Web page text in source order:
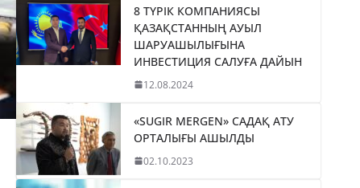
8 ТҮРІК КОМПАНИЯСЫ
ҚАЗАҚСТАННЫҢ АУЫЛ
ШАРУАШЫЛЫҒЫНА
ИНВЕСТИЦИЯ САЛУҒА ДАЙЫН
12.08.2024
«SUGIR MERGEN» САДАҚ АТУ
ОРТАЛЫҒЫ АШЫЛДЫ
02.10.2023